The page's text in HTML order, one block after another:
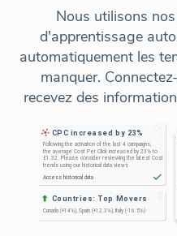
Nous utilisons
d'apprentissage
automatiquement les
manquer.
recevez des